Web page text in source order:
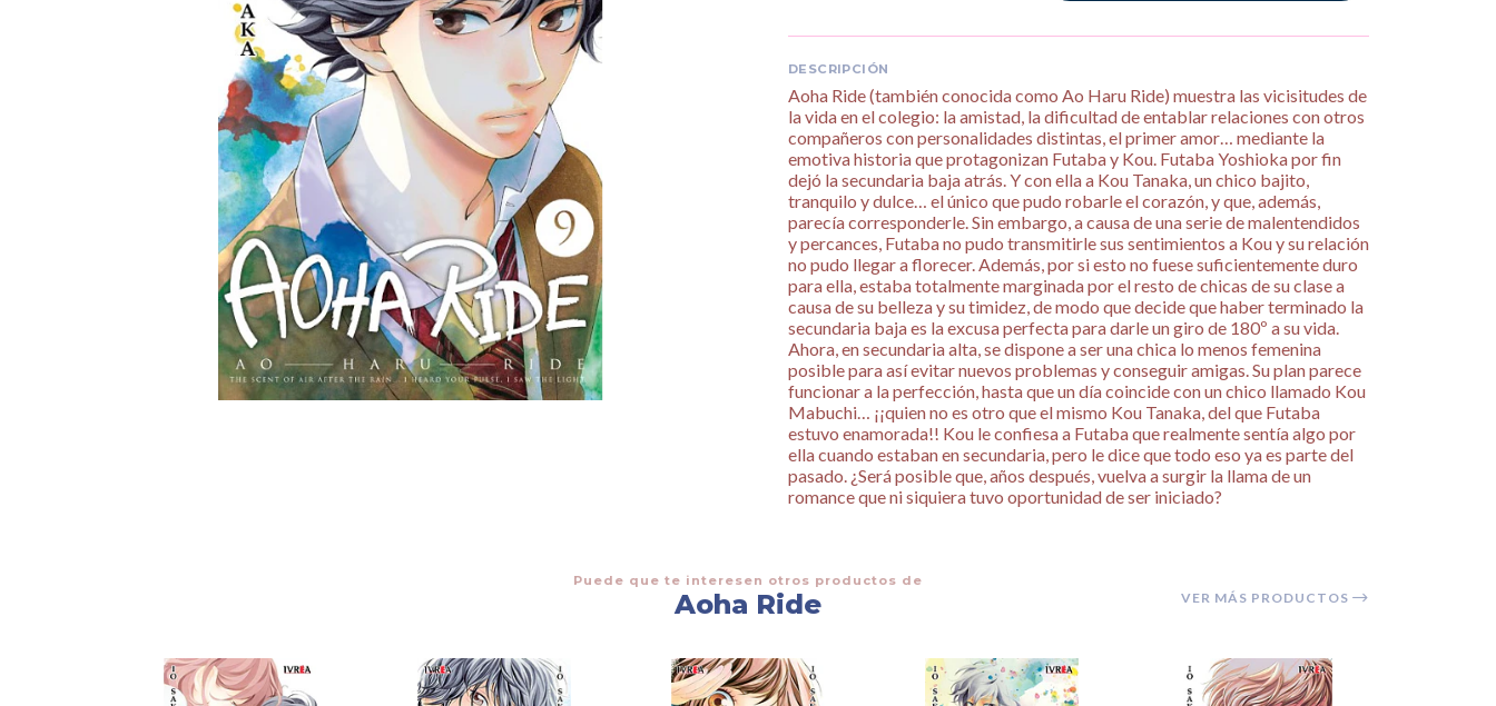
DESCRIPCIÓN
Aoha Ride (también conocida como Ao Haru Ride) muestra las vicisitudes de
la vida en el colegio: la amistad, la dificultad de entablar relaciones con otros
compañeros con personalidades distintas, el primer amor… mediante la
emotiva historia que protagonizan Futaba y Kou. Futaba Yoshioka por fin
dejó la secundaria baja atrás. Y con ella a Kou Tanaka, un chico bajito,
tranquilo y dulce… el único que pudo robarle el corazón, y que, además,
parecía corresponderle. Sin embargo, a causa de una serie de malentendidos
y percances, Futaba no pudo transmitirle sus sentimientos a Kou y su relación
no pudo llegar a florecer. Además, por si esto no fuese suficientemente duro
para ella, estaba totalmente marginada por el resto de chicas de su clase a
causa de su belleza y su timidez, de modo que decide que haber terminado la
secundaria baja es la excusa perfecta para darle un giro de 180º a su vida.
Ahora, en secundaria alta, se dispone a ser una chica lo menos femenina
posible para así evitar nuevos problemas y conseguir amigas. Su plan parece
funcionar a la perfección, hasta que un día coincide con un chico llamado Kou
Mabuchi… ¡¡quien no es otro que el mismo Kou Tanaka, del que Futaba
estuvo enamorada!! Kou le confiesa a Futaba que realmente sentía algo por
ella cuando estaban en secundaria, pero le dice que todo eso ya es parte del
pasado. ¿Será posible que, años después, vuelva a surgir la llama de un
romance que ni siquiera tuvo oportunidad de ser iniciado?
Puede que te interesen otros productos de
Aoha Ride VER MÁS PRODUCTOS